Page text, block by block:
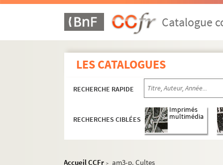
Catalogue
LES CATALOGUES
RECHERCHE RAPIDE
RECHERCHES CIBLÉES
Imprimés
multimédia
Accueil CCFr > am3-p. Cultes